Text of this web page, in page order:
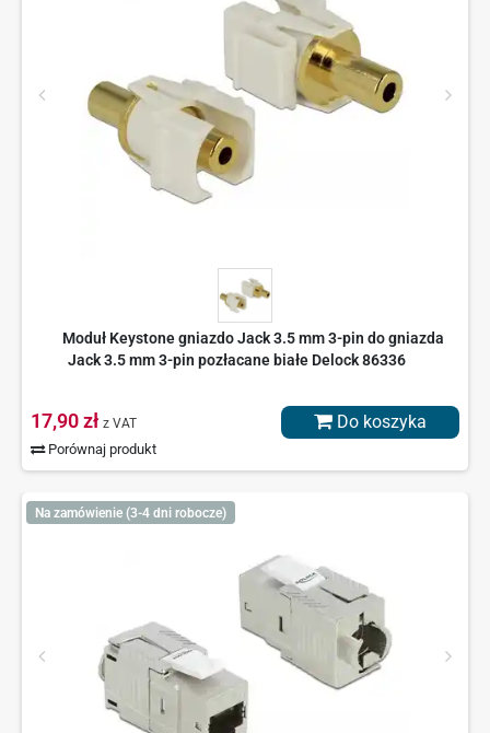
Moduł Keystone gniazdo Jack 3.5 mm 3-pin do gniazda
Jack 3.5 mm 3-pin pozłacane białe Delock 86336
17,90 zł z VAT
Porównaj produkt
Do koszyka
Na zamówienie (3-4 dni robocze)